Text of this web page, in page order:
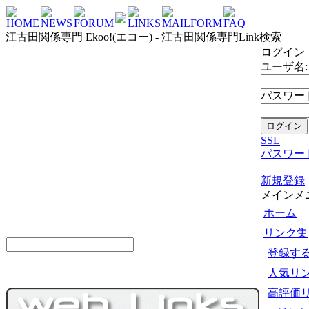
HOMENEWSFORUM LINKSMAILFORMFAQ
江古田関係専門 Ekoo!(エコー) - 江古田関係専門Link検索
ログイン
ユーザ名:
パスワー
SSL
パスワー
新規登録
メインメ
ホーム
リンク集
登録す
人気リ
高評価